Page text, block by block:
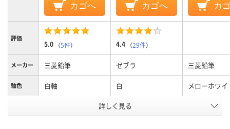
カゴへ カゴへ カ
評価
5.0 （5件） 4.4 （29件）
メーカー 三菱鉛筆 ゼブラ 三菱鉛筆
軸色 白軸 白 メローホワイ
0.5mm
詳しく見る